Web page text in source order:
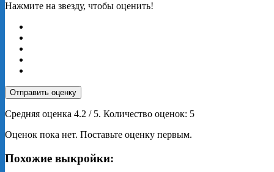
Нажмите на звезду, чтобы оценить!
Отправить оценку
Средняя оценка 4.2 / 5. Количество оценок: 5
Оценок пока нет. Поставьте оценку первым.
Похожие выкройки: